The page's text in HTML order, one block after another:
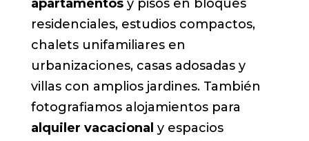
apartamentosy pisos en bloques
residenciales, estudios compactos,
chalets unifamiliares en
urbanizaciones, casas adosadas y
villas con amplios jardines. También
fotografiamos alojamientos para
alquiler vacacional y espacios